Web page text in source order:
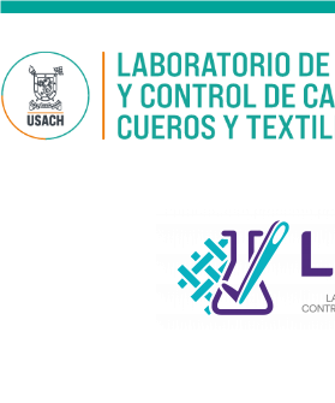
Pasar al contenido principal